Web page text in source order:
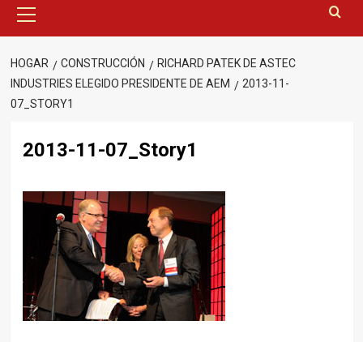
principal
HOGAR CONSTRUCCIÓN
RICHARD PATEK DE ASTEC
INDUSTRIES ELEGIDO PRESIDENTE DE AEM
2013-11-
07_STORY1
2013-11-07_Story1